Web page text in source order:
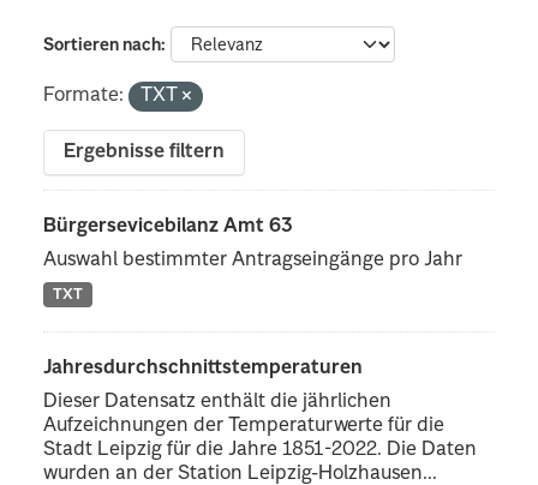
Sortieren nach
Formate: TXT
Ergebnisse filtern
Bürgersevicebilanz Amt 63
Auswahl bestimmter Antragseingänge pro Jahr
TXT
Jahresdurchschnittstemperaturen
Dieser Datensatz enthält die jährlichen
Aufzeichnungen der Temperaturwerte für die
Stadt Leipzig für die Jahre 1851-2022. Die Daten
wurden an der Station Leipzig-Holzhausen...